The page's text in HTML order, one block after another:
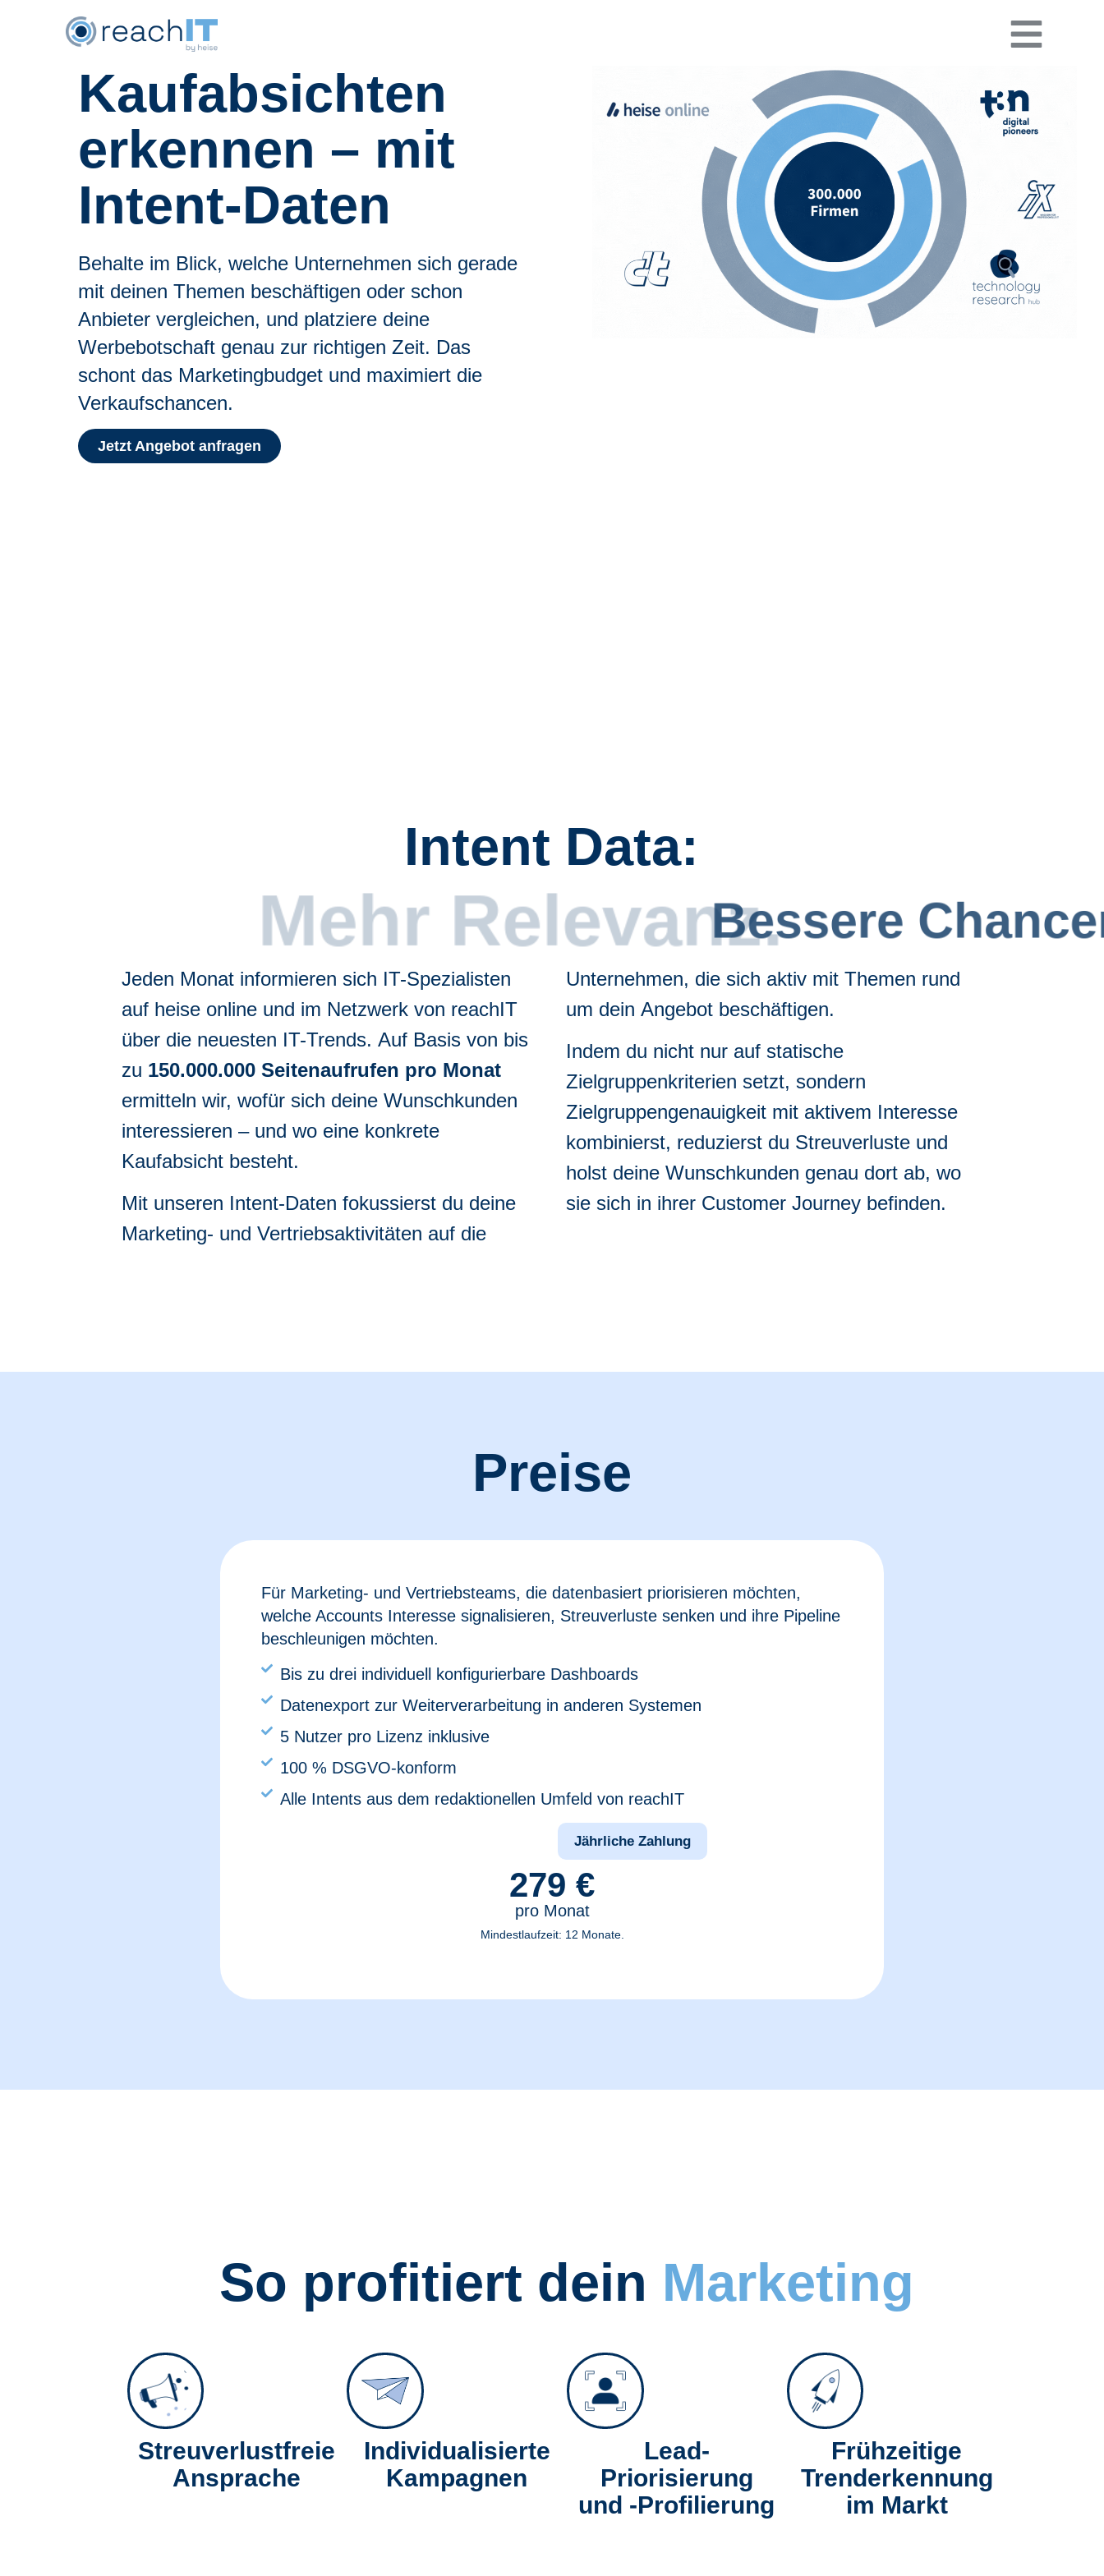
Kaufabsichten
erkennen – mit
Intent-Daten
Behalte im Blick, welche Unternehmen sich gerade
mit deinen Themen beschäftigen oder schon
Anbieter vergleichen, und platziere deine
Werbebotschaft genau zur richtigen Zeit. Das
schont das Marketingbudget und maximiert die
Verkaufschancen.
Jetzt Angebot anfragen
Intent Data:
Mehr Relevanz.
Jeden Monat informieren sich IT-Spezialisten
auf heise online und im Netzwerk von reachIT
über die neuesten IT-Trends. Auf Basis von bis
zu 150.000.000 Seitenaufrufen pro Monat
ermitteln wir, wofür sich deine Wunschkunden
interessieren – und wo eine konkrete
Kaufabsicht besteht.
Mit unseren Intent-Daten fokussierst du deine
Marketing- und Vertriebsaktivitäten auf die
Unternehmen, die sich aktiv mit Themen rund
um dein Angebot beschäftigen.
Indem du nicht nur auf statische
Zielgruppenkriterien setzt, sondern
Zielgruppengenauigkeit mit aktivem Interesse
kombinierst, reduzierst du Streuverluste und
holst deine Wunschkunden genau dort ab, wo
sie sich in ihrer Customer Journey befinden.
Preise
Für Marketing- und Vertriebsteams, die datenbasiert priorisieren möchten,
welche Accounts Interesse signalisieren, Streuverluste senken und ihre Pipeline
beschleunigen möchten.
Bis zu drei individuell konfigurierbare Dashboards
Datenexport zur Weiterverarbeitung in anderen Systemen
5 Nutzer pro Lizenz inklusive
100 % DSGVO-konform
Alle Intents aus dem redaktionellen Umfeld von reachIT
Jährliche Zahlung
279 €
pro Monat
Mindestlaufzeit: 12 Monate.
So profitiert dein Marketing
Streuverlustfreie
Ansprache
Individualisierte
Kampagnen
Lead-
Priorisierung
und -Profilierung
Frühzeitige
Trenderkennung
im Markt